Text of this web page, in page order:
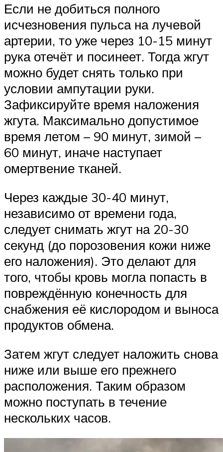
Если не добиться полного
исчезновения пульса на лучевой
артерии, то уже через 10-15 минут
рука отечёт и посинеет. Тогда жгут
можно будет снять только при
условии ампутации руки.
Зафиксируйте время наложения
жгута. Максимально допустимое
время летом – 90 минут, зимой –
60 минут, иначе наступает
омертвение тканей.
Через каждые 30-40 минут,
независимо от времени года,
следует снимать жгут на 20-30
секунд (до порозовения кожи ниже
его наложения). Это делают для
того, чтобы кровь могла попасть в
повреждённую конечность для
снабжения её кислородом и выноса
продуктов обмена.
Затем жгут следует наложить снова
ниже или выше его прежнего
расположения. Таким образом
можно поступать в течение
нескольких часов.